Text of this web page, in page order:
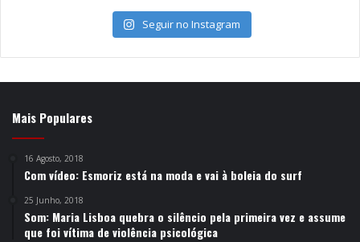
Seguir no Instagram
Mais Populares
16 Agosto, 2018
Com vídeo: Esmoriz está na moda e vai à boleia do surf
25 Junho, 2018
Som: Maria Lisboa quebra o silêncio pela primeira vez e assume
que foi vítima de violência psicológica